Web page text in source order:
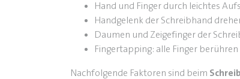
Hand und Finger durch leichtes
Handgelenk der Schreibhand
Daumen und Zeigefinger der
Fingertapping: alle Finger
Nachfolgende Faktoren sind beim